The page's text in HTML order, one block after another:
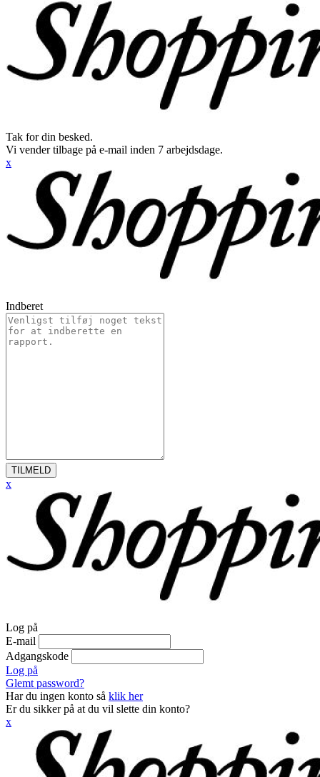
Tak for din besked.
Vi vender tilbage på e-mail inden 7 arbejdsdage.
x
Indberet
TILMELD
x
Log på
E-mail
Adgangskode
Log på
Glemt password?
Har du ingen konto så klik her
Er du sikker på at du vil slette din konto?
x